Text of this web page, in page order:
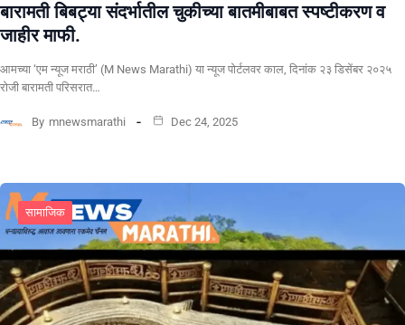
बारामती बिबट्या संदर्भातील चुकीच्या बातमीबाबत स्पष्टीकरण व
जाहीर माफी.
आमच्या ‘एम न्यूज मराठी’ (M News Marathi) या न्यूज पोर्टलवर काल, दिनांक २३ डिसेंबर २०२५
रोजी बारामती परिसरात…
By mnewsmarathi Dec 24, 2025
सामाजिक